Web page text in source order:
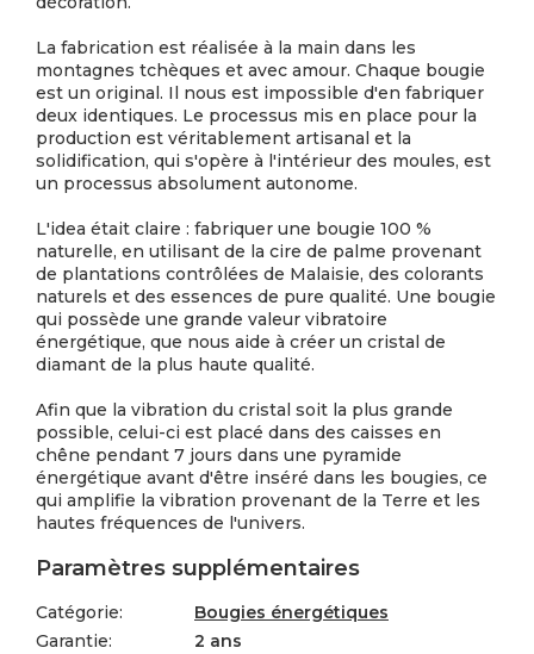
La fabrication est réalisée à la main dans les
montagnes tchèques et avec amour. Chaque bougie
est un original. Il nous est impossible d'en fabriquer
deux identiques. Le processus mis en place pour la
production est véritablement artisanal et la
solidification, qui s'opère à l'intérieur des moules, est
un processus absolument autonome.
L'idea était claire : fabriquer une bougie 100 %
naturelle, en utilisant de la cire de palme provenant
de plantations contrôlées de Malaisie, des colorants
naturels et des essences de pure qualité. Une bougie
qui possède une grande valeur vibratoire
énergétique, que nous aide à créer un cristal de
diamant de la plus haute qualité.
Afin que la vibration du cristal soit la plus grande
possible, celui-ci est placé dans des caisses en
chêne pendant 7 jours dans une pyramide
énergétique avant d'être inséré dans les bougies, ce
qui amplifie la vibration provenant de la Terre et les
hautes fréquences de l'univers.
Paramètres supplémentaires
Catégorie:
Bougies énergétiques
Garantie:
2 ans